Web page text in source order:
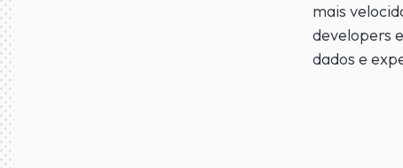
mais
developers
dados e